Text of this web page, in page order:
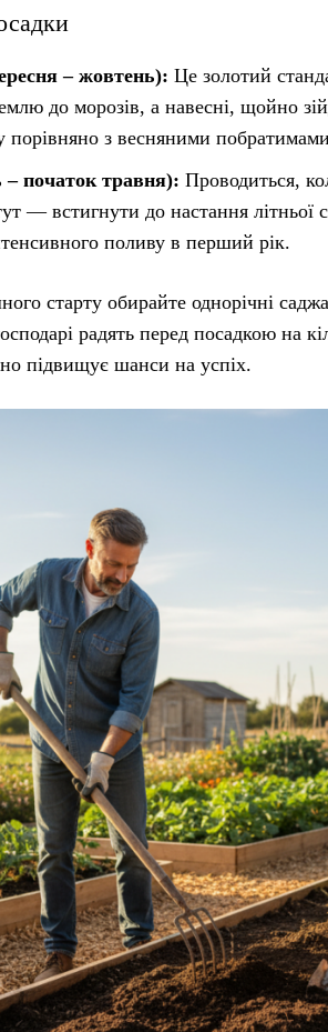
– жовтень): Це золотий
до морозів, а навесні, щойно
порівняно з весняними
– початок травня): Проводиться,
— встигнути до настання літньої
поливу в перший рік.
старту обирайте однорічні
радять перед посадкою на
підвищує шанси на успіх.